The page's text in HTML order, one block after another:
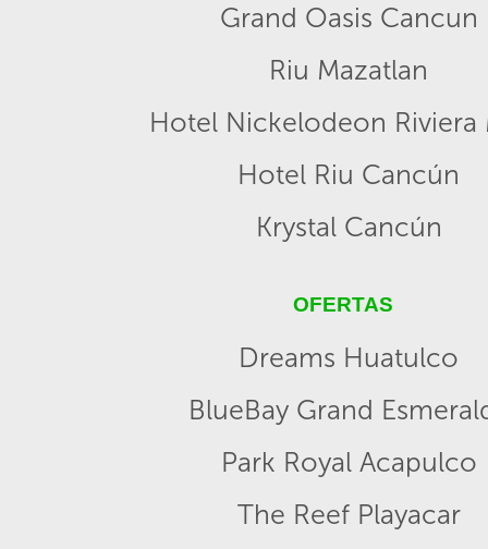
Grand Oasis Cancun
Riu Mazatlan
Hotel Nickelodeon Riviera
Hotel Riu Cancún
Krystal Cancún
OFERTAS
Dreams Huatulco
BlueBay Grand
Park Royal Acapulco
The Reef Playacar